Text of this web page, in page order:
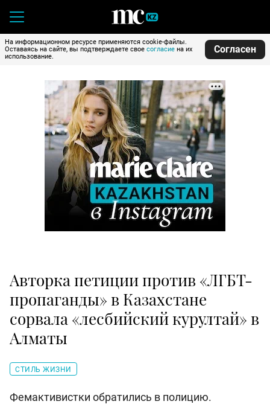
На информационном ресурсе применяются cookie-файлы.
Оставаясь на сайте, вы подтверждаете свое согласие на их
использование.
Согласен
Авторка петиции против «ЛГБТ-
пропаганды» в Казахстане
сорвала «лесбийский курултай» в
Алматы
СТИЛЬ ЖИЗНИ
Фемактивистки обратились в полицию.